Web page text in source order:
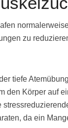
zu
tiefe
den Körper auf
da ein